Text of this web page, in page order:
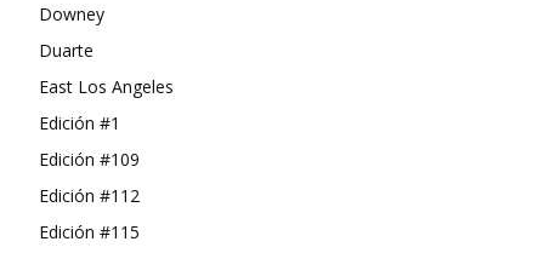
Downey
Duarte
East Los Angeles
Edición #1
Edición #109
Edición #112
Edición #115